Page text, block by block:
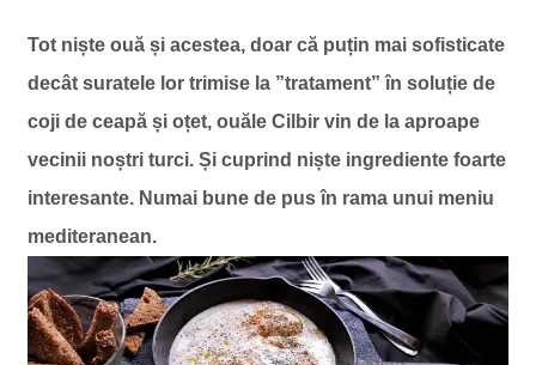
Tot niște ouă și acestea, doar că puțin mai sofisticate
decât suratele lor trimise la ”tratament” în soluție de
coji de ceapă și oțet, ouăle Cilbir vin de la aproape
vecinii noștri turci. Și cuprind niște ingrediente foarte
interesante. Numai bune de pus în rama unui meniu
mediteranean.